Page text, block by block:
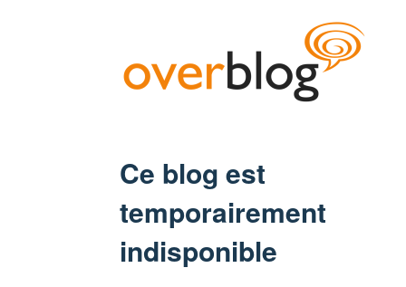
Ce blog est
temporairement
indisponible